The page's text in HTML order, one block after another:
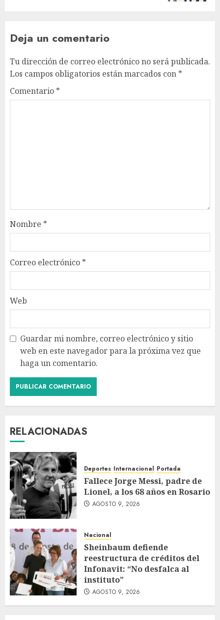
Deja un comentario
Tu dirección de correo electrónico no será publicada.
Los campos obligatorios están marcados con *
Comentario *
Nombre *
Correo electrónico *
Web
Guardar mi nombre, correo electrónico y sitio
web en este navegador para la próxima vez que
haga un comentario.
RELACIONADAS
Deportes Internacional Portada
Fallece Jorge Messi, padre de
Lionel, a los 68 años en Rosario
AGOSTO 9, 2026
Nacional
Sheinbaum defiende
reestructura de créditos del
Infonavit: “No desfalca al
instituto”
AGOSTO 9, 2026